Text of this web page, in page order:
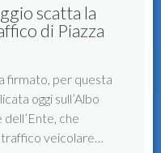
scatta la
di Piazza
firmato, per questa
oggi sull’Albo
che
traffico veicolare…